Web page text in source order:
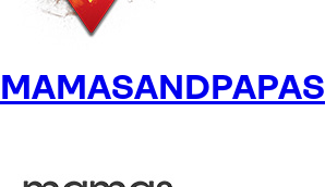
MAMASANDPAPAS